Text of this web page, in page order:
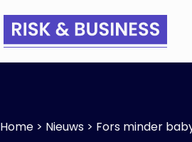
Home > Nieuws > Fors minder